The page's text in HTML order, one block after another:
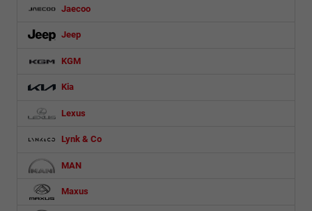
Jaecoo
Jeep
KGM
Kia
Lexus
Lynk & Co
MAN
Maxus